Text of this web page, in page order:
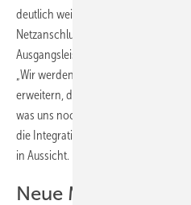
deutlich weiterentwickeln. „Unsere
Netzanschlussverfahren von
Ausgangsleistung bis 950 Kilowatt
„Wir werden unsere Software in den
erweitern, dass sie auch für größere
was uns noch mal einen völlig
die Integration von Windkraftanlagen
in Aussicht.
Neue Märkte